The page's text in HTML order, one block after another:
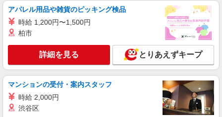
【大卒】基本給246,900円〜 【短大・専門卒】
基本給226,800円〜 【高卒】基本給212,600円〜
＊使用期間 3ヵ月（待遇に変更なし） ・各種手
当 役職、通勤、時間外、家族、目標達成、拡売、
ケーズデンキ 箕面店 ◆大阪府箕面市石丸1-3-
属される可能性があります。 ＊入社数年後は、関
西2府4県［大阪府・京都府・兵庫県・奈良県・和
歌山県・滋賀県］および福井県での転居を伴う転
勤があります。（引越し代は会社実費負担※規定
あり） ＊社宅制度あり（業務都合による転勤が発
生した場合、ご希望の会社契約物件に入居できま
キープ 詳細を見る
ケーズデンキ 箕面店
携帯販売スタッフ／ロングパートナー
【平 日】時給1580円 【土日祝】時給1680円
アパレル用品や雑貨のピッキング検品
時給 1,200円〜1,500円
柏市
詳細を見る とりあえずキープ
マンションの受付・案内スタッフ
時給 2,000円
渋谷区